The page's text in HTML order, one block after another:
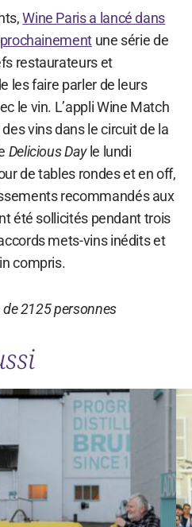
Wine Paris a lancé dans
une série de
restaurateurs et
les faire parler de leurs
le vin. L’appli Wine Match
vins dans le circuit de la
Delicious Dayle lundi
de tables rondes et en off,
recommandés aux
été sollicités pendant trois
mets-vins inédits et
compris.
2125 personnes